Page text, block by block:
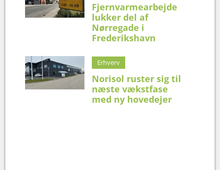
Fjernvarmearbejde
lukker del af
Nørregade i
Frederikshavn
Erhverv
Norisol ruster sig til
næste vækstfase
med ny hovedejer